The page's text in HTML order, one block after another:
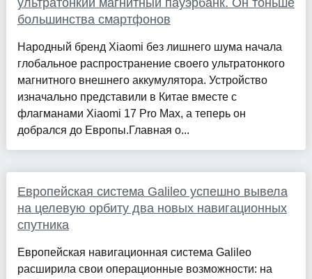
ультратонкий магнитный пауэрбанк. Он тоньше
большинства смартфонов
Народный бренд Xiaomi без лишнего шума начала
глобальное распространение своего ультратонкого
магнитного внешнего аккумулятора. Устройство
изначально представили в Китае вместе с
флагманами Xiaomi 17 Pro Max, а теперь он
добрался до Европы.Главная о...
Европейская система Galileo успешно вывела
на целевую орбиту два новых навигационных
спутника
Европейская навигационная система Galileo
расширила свои операционные возможности: на